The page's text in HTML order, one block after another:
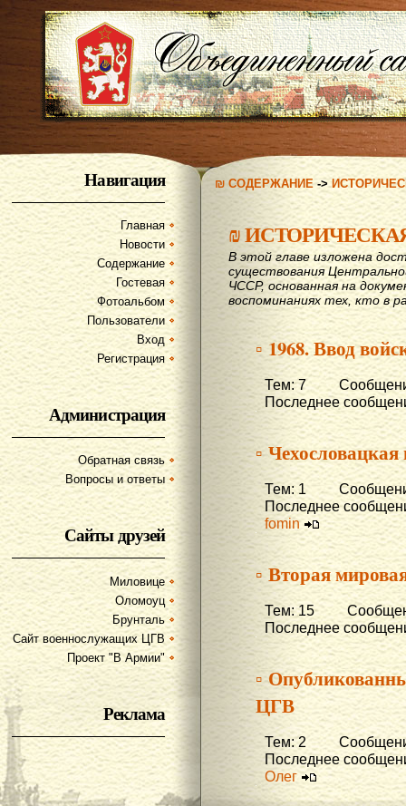
Навигация
Главная
Новости
Содержание
Гостевая
Фотоальбом
Пользователи
Вход
Регистрация
Администрация
Обратная связь
Вопросы и ответы
Сайты друзей
Миловице
Оломоуц
Брунталь
Сайт военнослужащих ЦГВ
Проект "В Армии"
Реклама
₪ СОДЕРЖАНИЕ->
₪
В этой главе изложена
существования
ЧССР, основанная на
воспоминаниях тех, кто в
▫ 1968. Ввод
Тем: 7
Последнее
▫
Тем: 1
Последнее
fomin
▫ Вторая
Тем: 15
Последнее
▫
ЦГВ
Тем: 2
Последнее
Олег